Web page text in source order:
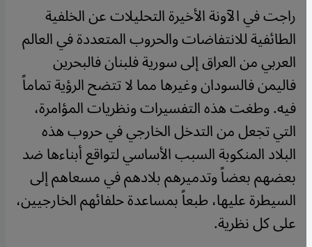
راجت في الآونة الأخيرة التحليلات عن الخلفية
الطائفية للانتفاضات والحروب المتعددة في العالم
العربي من العراق إلى سورية فلبنان فالبحرين
فاليمن فالسودان وغيرها مما لا تتضح الرؤية تماماً
فيه. وطغت هذه التفسيرات ونظريات المؤامرة،
التي تجعل من التدخل الخارجي في حروب هذه
البلاد المنكوبة السبب الأساسي لتواقع أبناءها ضد
بعضهم بعضاً وتدميرهم بلادهم في مسعاهم إلى
السيطرة عليها، طبعاً بمساعدة حلفائهم الخارجيين،
على كل نظرية.